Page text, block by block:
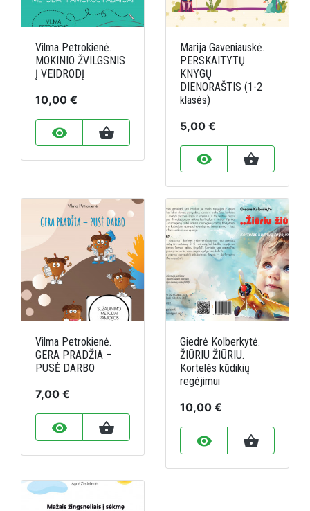
Vilma Petrokienė.
MOKINIO ŽVILGSNIS
Į VEIDRODĮ
10,00 €
remove_red_eye shopping_basket
Marija Gaveniauskė.
PERSKAITYTŲ
KNYGŲ
DIENORAŠTIS (1-2
klasės)
5,00 €
remove_red_eye shopping_basket
Vilma Petrokienė.
GERA PRADŽIA –
PUSĖ DARBO
7,00 €
remove_red_eye shopping_basket
Giedrė Kolberkytė.
ŽIŪRIU ŽIŪRIU.
Kortelės kūdikių
regėjimui
10,00 €
remove_red_eye shopping_basket